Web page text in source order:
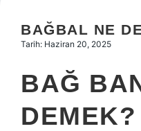
Hakkımızda
BAĞBAL NE
Tarih: Haziran 20, 2025
BAĞ
DEMEK?